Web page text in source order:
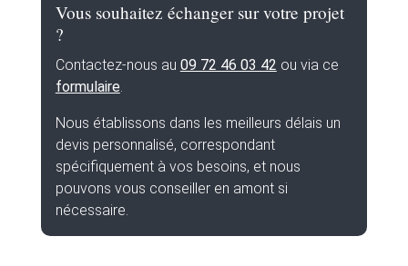
Vous souhaitez échanger sur votre projet
?
Contactez-nous au 09 72 46 03 42 ou via ce
formulaire.
Nous établissons dans les meilleurs délais un
devis personnalisé, correspondant
spécifiquement à vos besoins, et nous
pouvons vous conseiller en amont si
nécessaire.